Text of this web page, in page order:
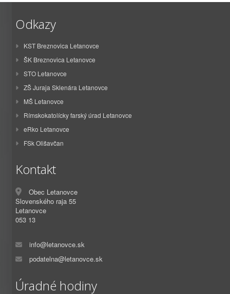
Odkazy
KST Breznovica Letanovce
ŠK Breznovica Letanovce
STO Letanovce
ZŠ Juraja Sklenára Letanovce
MŠ Letanovce
Rímskokatolícky farský úrad Letanovce
eRko Letanovce
FSk Olišavčan
Kontakt
Obec Letanovce
Slovenského raja 55
Letanovce
053 13
info@letanovce.sk
podatelna@letanovce.sk
Úradné hodiny